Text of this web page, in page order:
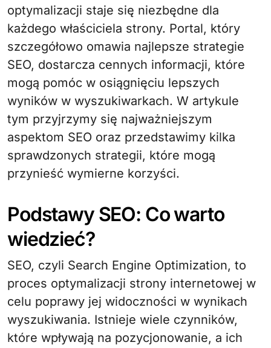
optymalizacji staje się niezbędne dla
każdego właściciela strony. Portal, który
szczegółowo omawia najlepsze strategie
SEO, dostarcza cennych informacji, które
mogą pomóc w osiągnięciu lepszych
wyników w wyszukiwarkach. W artykule
tym przyjrzymy się najważniejszym
aspektom SEO oraz przedstawimy kilka
sprawdzonych strategii, które mogą
przynieść wymierne korzyści.
Podstawy SEO: Co warto
wiedzieć?
SEO, czyli Search Engine Optimization, to
proces optymalizacji strony internetowej w
celu poprawy jej widoczności w wynikach
wyszukiwania. Istnieje wiele czynników,
które wpływają na pozycjonowanie, a ich